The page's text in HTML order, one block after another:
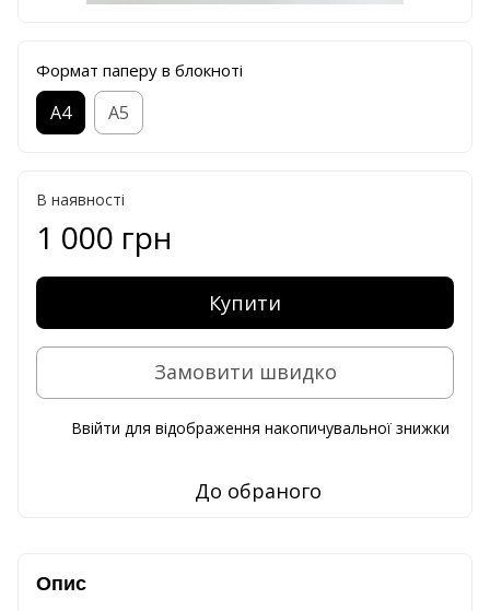
Формат паперу в блокноті
А4 А5
В наявності
1 000 грн
Купити
Замовити швидко
Ввійти для відображення накопичувальної знижки
До обраного
Опис